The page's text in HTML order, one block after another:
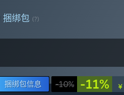
捆绑包 (?)
捆绑包信息 -10% -11% ¥